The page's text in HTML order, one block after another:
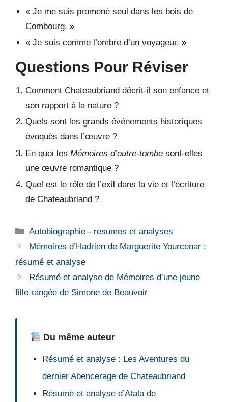
« Je me suis promené seul dans les bois de
Combourg. »
« Je suis comme l’ombre d’un voyageur. »
Questions Pour Réviser
Comment Chateaubriand décrit-il son enfance et
son rapport à la nature ?
Quels sont les grands événements historiques
évoqués dans l’œuvre ?
En quoi les Mémoires d’outre-tombe sont-elles
une œuvre romantique ?
Quel est le rôle de l’exil dans la vie et l’écriture
de Chateaubriand ?
Catégories
Autobiographie - resumes et analyses
Mémoires d’Hadrien de Marguerite Yourcenar :
résumé et analyse
Résumé et analyse de Mémoires d’une jeune
fille rangée de Simone de Beauvoir
Du même auteur
Résumé et analyse : Les Aventures du
dernier Abencerage de Chateaubriand
Résumé et analyse d’Atala de